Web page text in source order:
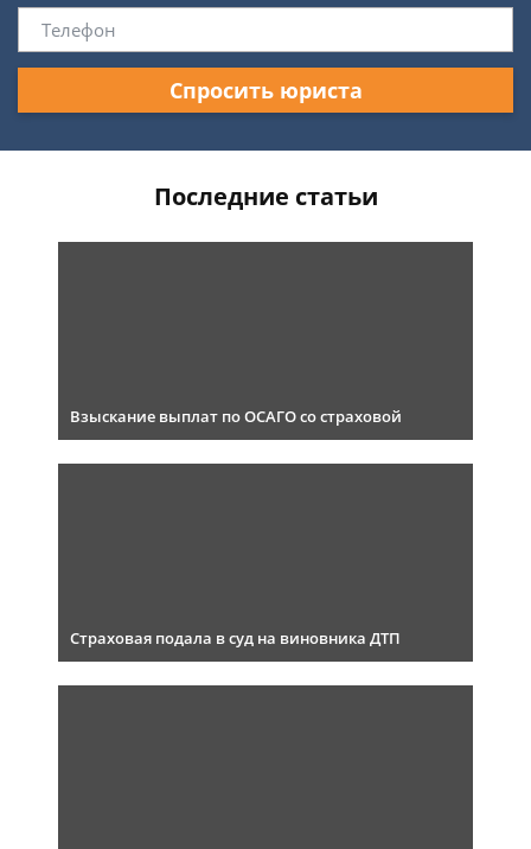
Спросить юриста
Последние статьи
Взыскание выплат по ОСАГО со страховой
Страховая подала в суд на виновника ДТП